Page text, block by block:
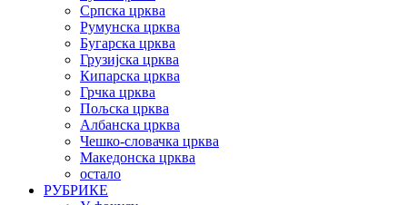
Српска црква
Румунска црква
Бугарска црква
Грузијска црква
Кипарска црква
Грчка црква
Пољска црква
Албанска црква
Чешко-словачка црква
Македонска црква
остало
РУБРИКЕ